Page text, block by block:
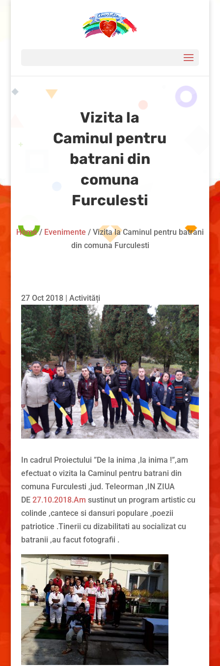
Vizita la
Caminul pentru
batrani din
comuna
Furculesti
Home/ Evenimente / Vizita la Caminul pentru batrani
din comuna Furculesti
27 Oct 2018| Activități
In cadrul Proiectului ”De la inima ,la inima !”,am
efectuat o vizita la Caminul pentru batrani din
comuna Furculesti ,jud. Teleorman ,IN ZIUA
DE 27.10.2018.Am sustinut un program artistic cu
colinde ,cantece si dansuri populare ,poezii
patriotice .Tinerii cu dizabilitati au socializat cu
batranii ,au facut fotografii .